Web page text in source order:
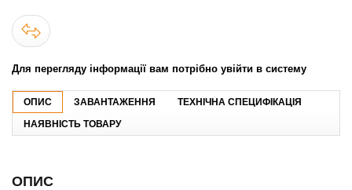
Для перегляду інформації вам потрібно увійти в систему
ОПИС ЗАВАНТАЖЕННЯ
ТЕХНІЧНА СПЕЦИФІКАЦІЯ
НАЯВНІСТЬ ТОВАРУ
ОПИС